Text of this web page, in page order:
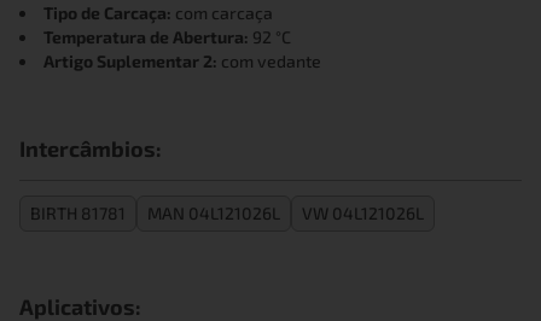
Tipo de Carcaça: com carcaça
Temperatura de Abertura: 92 °C
Artigo Suplementar 2: com vedante
Intercâmbios:
BIRTH 81781 MAN 04L121026L VW 04L121026L
Aplicativos: